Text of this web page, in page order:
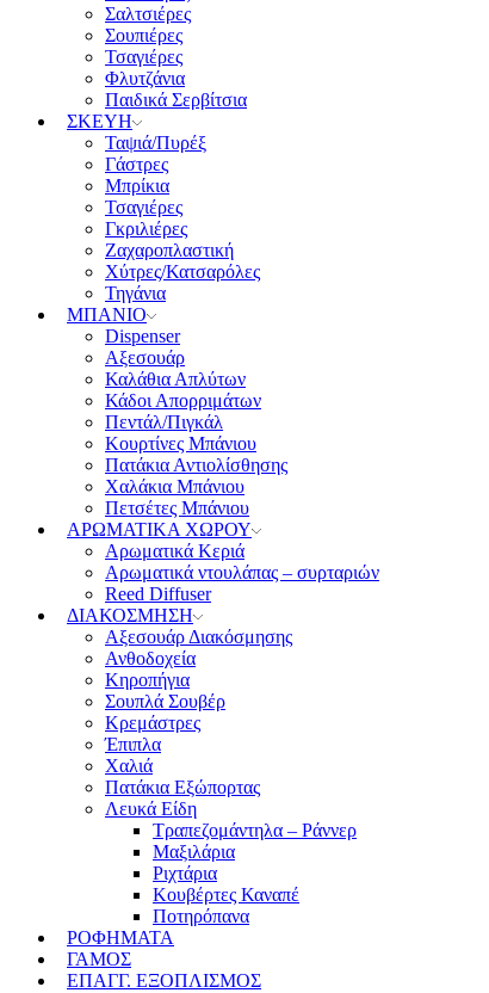
Σαλτσιέρες
Σουπιέρες
Τσαγιέρες
Φλυτζάνια
Παιδικά Σερβίτσια
ΣΚΕΥΗ
Ταψιά/Πυρέξ
Γάστρες
Μπρίκια
Τσαγιέρες
Γκριλιέρες
Ζαχαροπλαστική
Χύτρες/Κατσαρόλες
Τηγάνια
ΜΠΑΝΙΟ
Dispenser
Αξεσουάρ
Καλάθια Απλύτων
Κάδοι Απορριμάτων
Πεντάλ/Πιγκάλ
Κουρτίνες Μπάνιου
Πατάκια Αντιολίσθησης
Χαλάκια Μπάνιου
Πετσέτες Μπάνιου
ΑΡΩΜΑΤΙΚΑ ΧΩΡΟΥ
Αρωματικά Κεριά
Αρωματικά ντουλάπας – συρταριών
Reed Diffuser
ΔΙΑΚΟΣΜΗΣΗ
Αξεσουάρ Διακόσμησης
Ανθοδοχεία
Κηροπήγια
Σουπλά Σουβέρ
Κρεμάστρες
Έπιπλα
Χαλιά
Πατάκια Εξώπορτας
Λευκά Είδη
Τραπεζομάντηλα – Ράννερ
Μαξιλάρια
Ριχτάρια
Κουβέρτες Καναπέ
Ποτηρόπανα
ΡΟΦΗΜΑΤΑ
ΓΑΜΟΣ
ΕΠΑΓΓ. ΕΞΟΠΛΙΣΜΟΣ